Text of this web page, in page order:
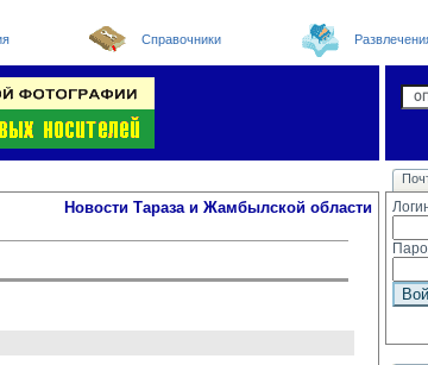
Справочники
Новости Тараза и Жамбылской области